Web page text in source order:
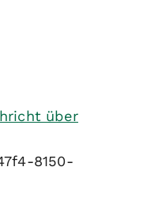
über
8150-